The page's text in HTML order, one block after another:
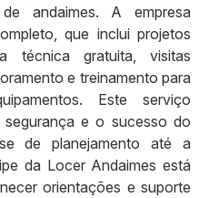
andaimes. A empresa
que inclui projetos
técnica gratuita, visitas
e treinamento para
Este serviço
e o sucesso do
de planejamento até a
da Locer Andaimes está
orientações e suporte